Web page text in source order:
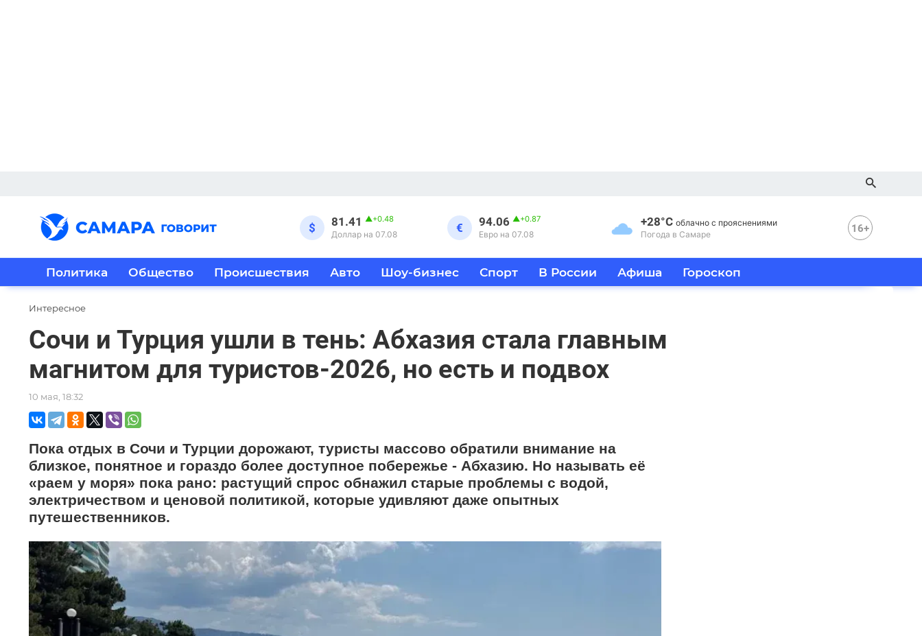
$ 81.41 ▲+0.48
Доллар на 07.08 € 94.06 ▲+0.87
Евро на 07.08
+28°C облачно с прояснениями
Погода в Самаре
16+
Политика Общество Происшествия Авто Шоу-бизнес Спорт В России Афиша Гороскоп
Интересное
Сочи и Турция ушли в тень: Абхазия стала главным
магнитом для туристов-2026, но есть и подвох
10 мая, 18:32
Пока отдых в Сочи и Турции дорожают, туристы массово обратили внимание на
близкое, понятное и гораздо более доступное побережье - Абхазию. Но называть её
«раем у моря» пока рано: растущий спрос обнажил старые проблемы с водой,
электричеством и ценовой политикой, которые удивляют даже опытных
путешественников.